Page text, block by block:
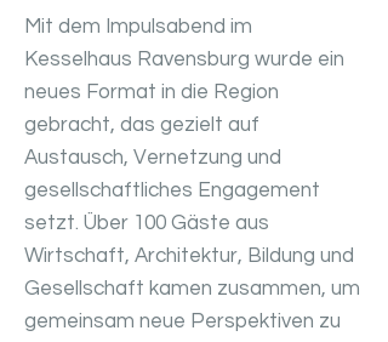
Mit dem Impulsabend im
Kesselhaus Ravensburg wurde ein
neues Format in die Region
gebracht, das gezielt auf
Austausch, Vernetzung und
gesellschaftliches Engagement
setzt. Über 100 Gäste aus
Wirtschaft, Architektur, Bildung und
Gesellschaft kamen zusammen, um
gemeinsam neue Perspektiven zu